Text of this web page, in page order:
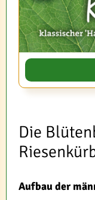
Die
Aufbau der